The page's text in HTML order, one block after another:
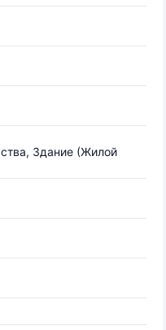
Здание (Жилой